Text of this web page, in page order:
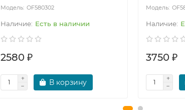
OF580302
Есть в наличии
2580 ₽
В корзину
3750 ₽